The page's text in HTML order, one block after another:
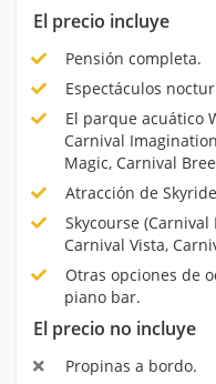
El precio incluye
Pensión completa.
Espectáculos
El parque acuático
Carnival
Magic, Carnival
Atracción de
Skycourse
Carnival Vista,
Otras opciones de
piano bar.
El precio no incluye
Propinas a bordo.